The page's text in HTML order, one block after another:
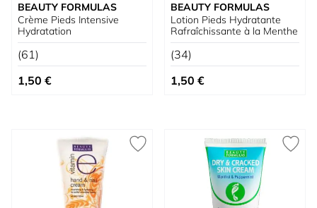
BEAUTY FORMULAS
Crème Pieds Intensive
Hydratation
(61)
1,50 €
BEAUTY FORMULAS
Lotion Pieds Hydratante
Rafraîchissante à la Menthe
(34)
1,50 €